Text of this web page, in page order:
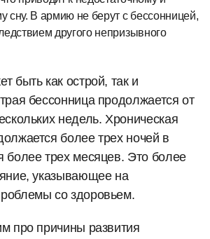
сну. В армию не берут с бессонницей,
другого непризывного
быть как острой, так и
бессонница продолжается от
недель. Хроническая
более трех ночей в
более трех месяцев. Это более
указывающее на
со здоровьем.
про причины развития